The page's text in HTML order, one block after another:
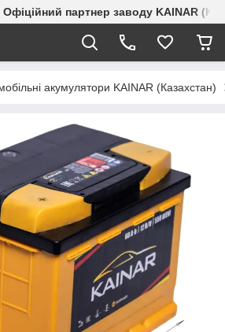
партнер заводу KAINAR
акумулятори KAINAR (Казахстан)